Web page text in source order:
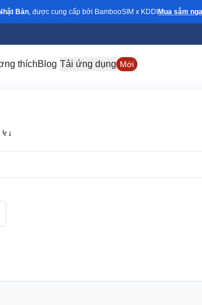
Bản , được cung cấp bởi BambooSIM x KDDIMua sắm
thíchBlog Tải ứng dụng Mới
cho